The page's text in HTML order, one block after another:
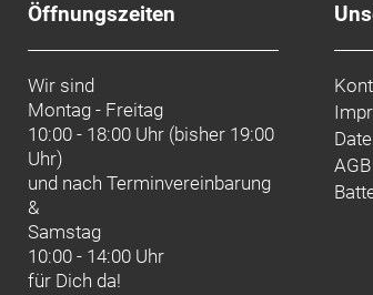
Öffnungszeiten
Wir sind
Montag - Freitag
10:00 - 18:00 Uhr (bisher 19:00
Uhr)
und nachTerminvereinbarung
&
Samstag
10:00 - 14:00 Uhr
für Dich da!
AGB